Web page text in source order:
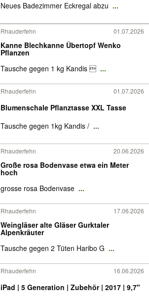
Neues Badezimmer Eckregal abzu ...
Rhauderfehn 01.07.2026
Kanne Blechkanne Übertopf Wenko
Pflanzen
Tausche gegen 1 kg Kandis  ...
Rhauderfehn 01.07.2026
Blumenschale Pflanztasse XXL Tasse
Tausche gegen 1kg Kandis / ...
Rhauderfehn 20.06.2026
Große rosa Bodenvase etwa ein Meter
hoch
grosse rosa Bodenvase ...
Rhauderfehn 17.06.2026
Weingläser alte Gläser Gurktaler
Alpenkräuter
Tausche gegen 2 Tüten Haribo G ...
Rhauderfehn 16.06.2026
iPad | 5 Generation | Zubehör | 2017 | 9,7"